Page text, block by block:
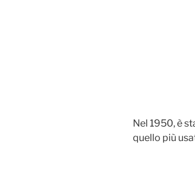
Nel 1950, è
quello più